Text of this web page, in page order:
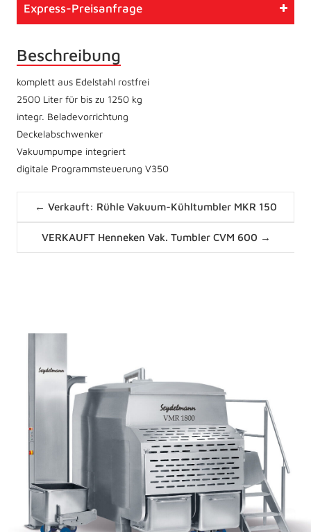
Zustand
Express-Preisanfrage
Beschreibung
komplett aus Edelstahl rostfrei
2500 Liter für bis zu 1250 kg
integr. Beladevorrichtung
Deckelabschwenker
Vakuumpumpe integriert
digitale Programmsteuerung V350
Posts
navigation
← Verkauft: Rühle Vakuum-Kühltumbler MKR 150
Posts
navigation
VERKAUFT Henneken Vak. Tumbler CVM 600 →